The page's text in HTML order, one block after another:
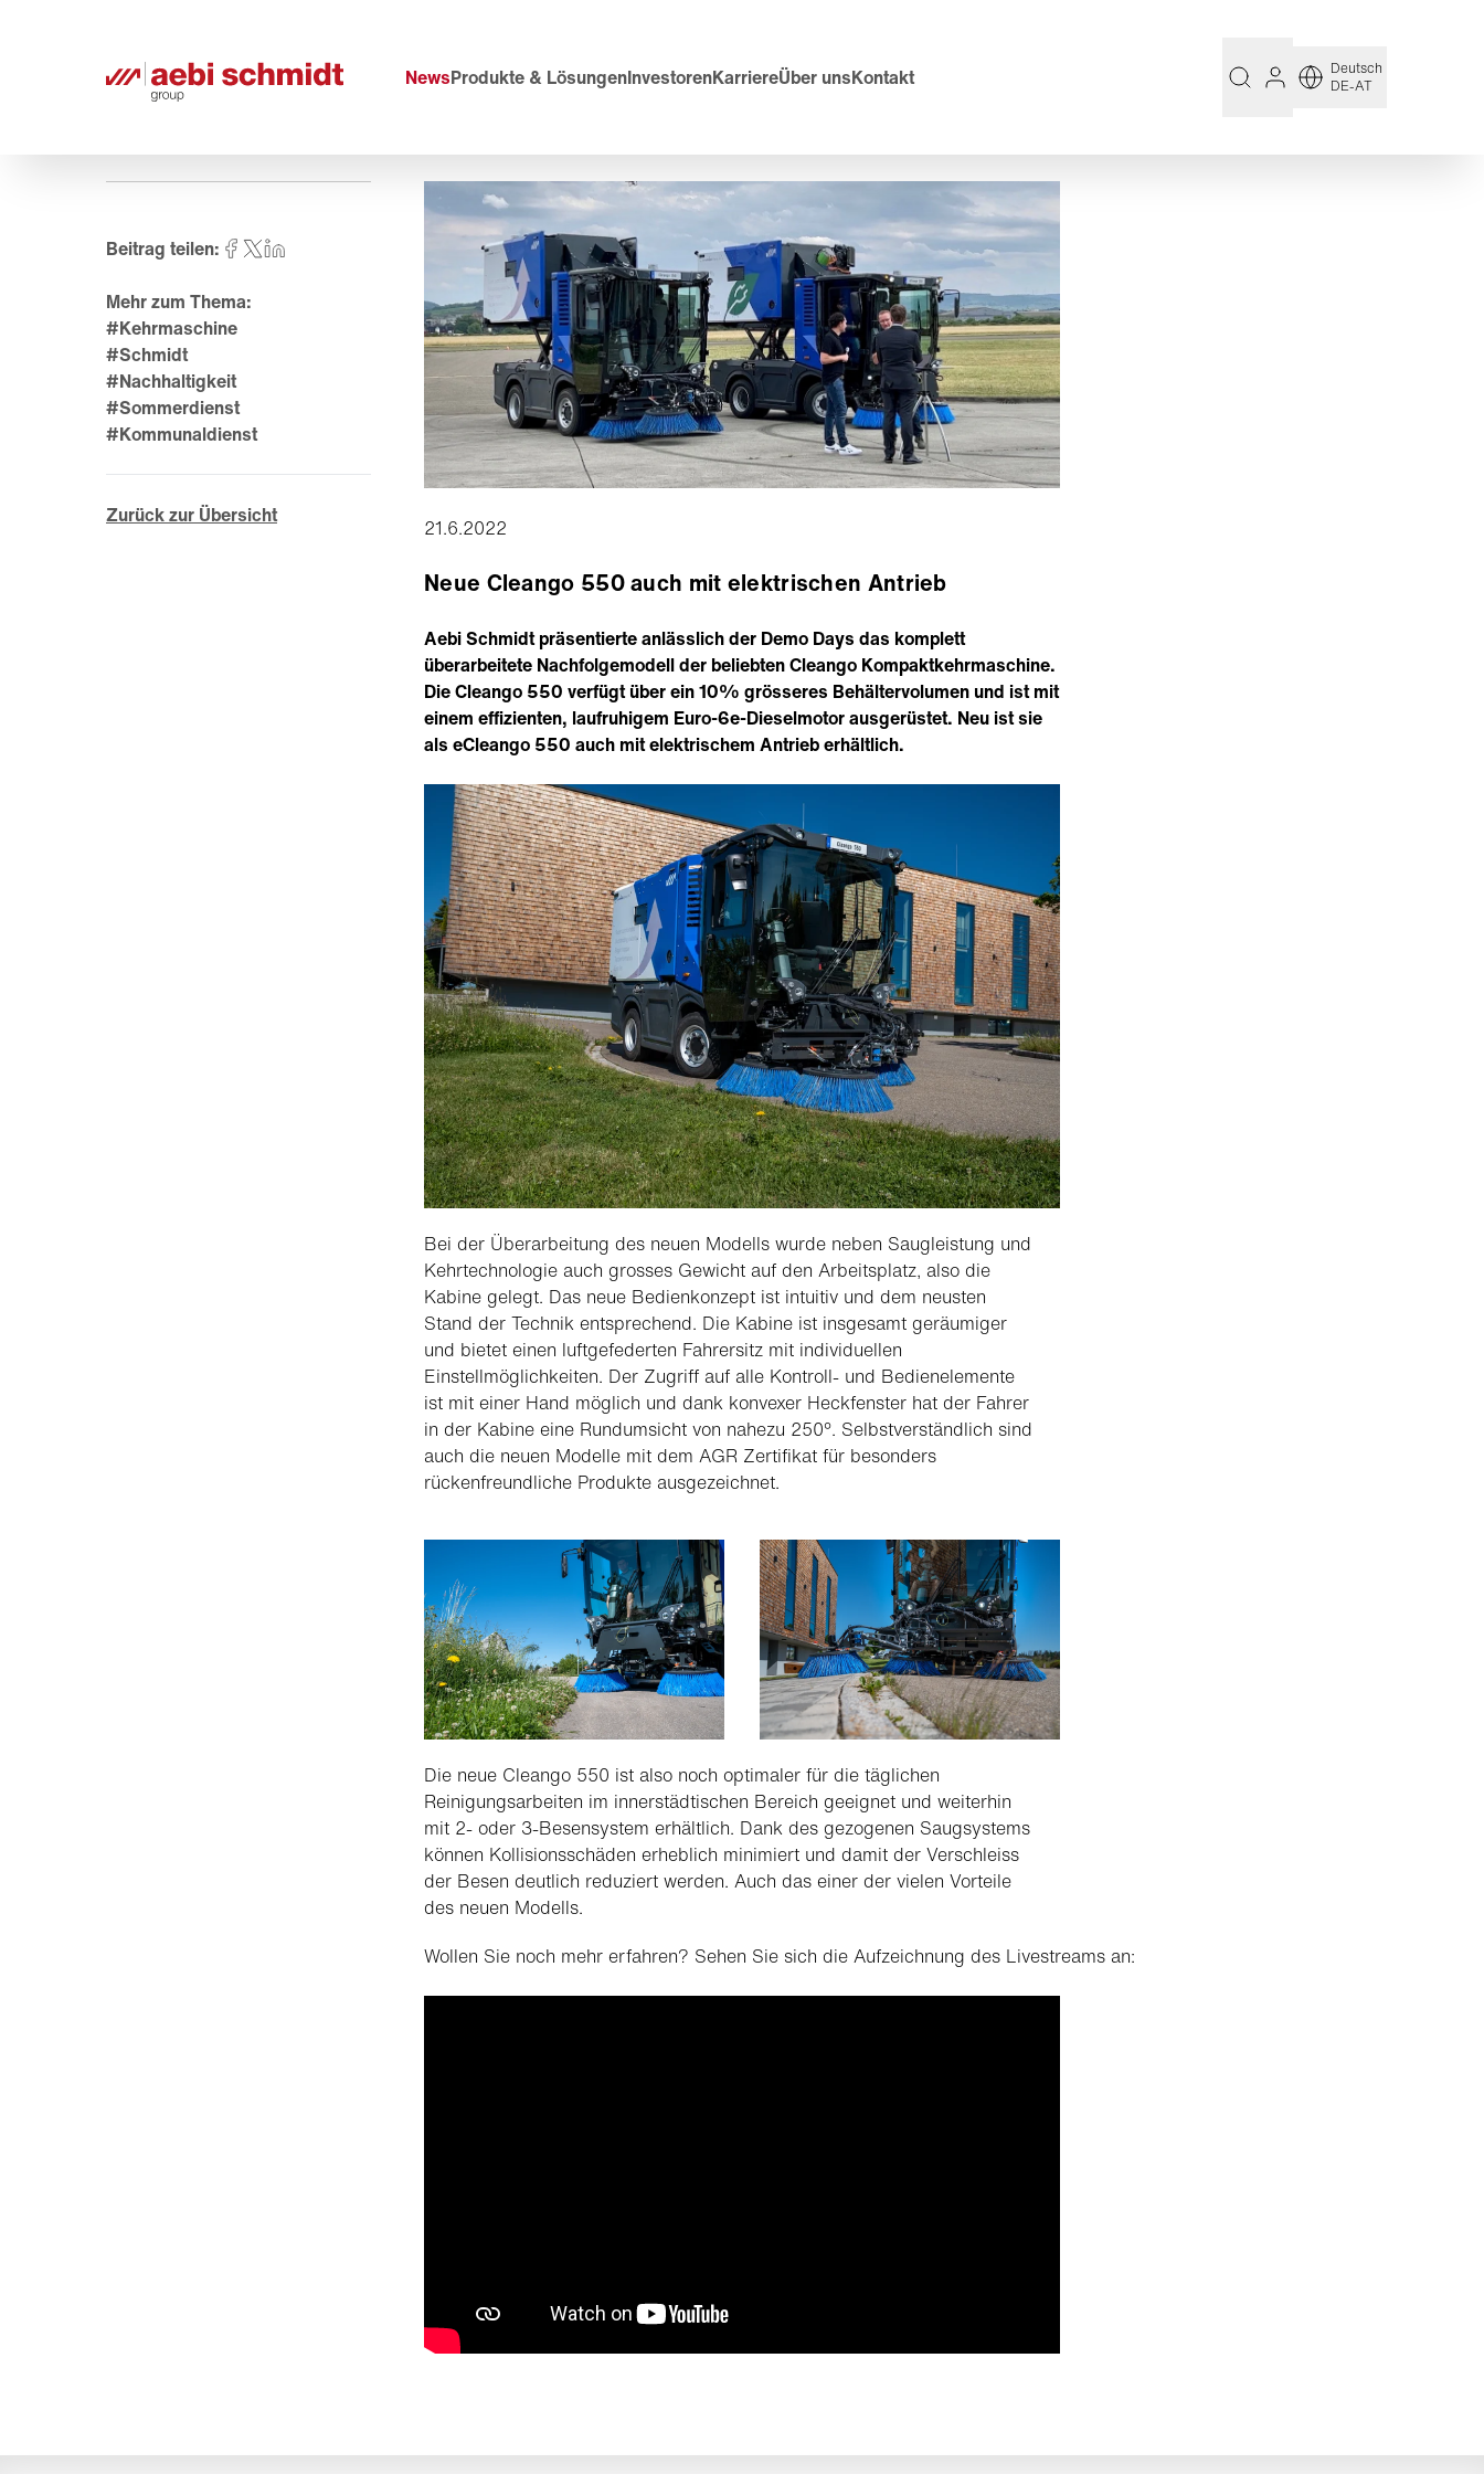
NewsProdukte & LösungenInvestorenKarriereÜber unsKontakt
Deutsch
DE-AT
Beitrag teilen:
Mehr zum Thema:
#Kehrmaschine
#Schmidt
#Nachhaltigkeit
#Sommerdienst
#Kommunaldienst
Zurück zur Übersicht
21.6.2022
Neue Cleango 550 auch mit elektrischen Antrieb
Aebi Schmidt präsentierte anlässlich der Demo Days das komplett
überarbeitete Nachfolgemodell der beliebten Cleango Kompaktkehrmaschine.
Die Cleango 550 verfügt über ein 10% grösseres Behältervolumen und ist mit
einem effizienten, laufruhigem Euro-6e-Dieselmotor ausgerüstet. Neu ist sie
als eCleango 550 auch mit elektrischem Antrieb erhältlich.
Bei der Überarbeitung des neuen Modells wurde neben Saugleistung und
Kehrtechnologie auch grosses Gewicht auf den Arbeitsplatz, also die
Kabine gelegt. Das neue Bedienkonzept ist intuitiv und dem neusten
Stand der Technik entsprechend. Die Kabine ist insgesamt geräumiger
und bietet einen luftgefederten Fahrersitz mit individuellen
Einstellmöglichkeiten. Der Zugriff auf alle Kontroll- und Bedienelemente
ist mit einer Hand möglich und dank konvexer Heckfenster hat der Fahrer
in der Kabine eine Rundumsicht von nahezu 250°. Selbstverständlich sind
auch die neuen Modelle mit dem AGR Zertifikat für besonders
rückenfreundliche Produkte ausgezeichnet.
Die neue Cleango 550 ist also noch optimaler für die täglichen
Reinigungsarbeiten im innerstädtischen Bereich geeignet und weiterhin
mit 2- oder 3-Besensystem erhältlich. Dank des gezogenen Saugsystems
können Kollisionsschäden erheblich minimiert und damit der Verschleiss
der Besen deutlich reduziert werden. Auch das einer der vielen Vorteile
des neuen Modells.
Wollen Sie noch mehr erfahren? Sehen Sie sich die Aufzeichnung des Livestreams an: